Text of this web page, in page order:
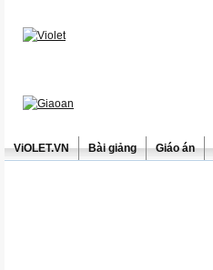
ViOLET.VN Bài giảng Giáo án